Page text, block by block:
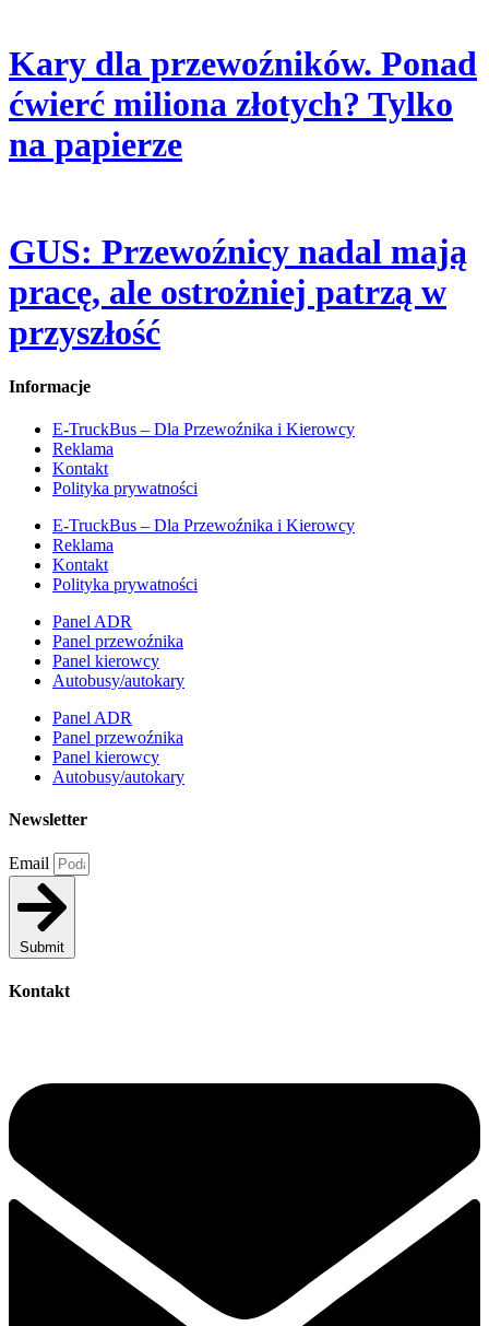
Kary dla przewoźników. Ponad
ćwierć miliona złotych? Tylko
na papierze
GUS: Przewoźnicy nadal mają
pracę, ale ostrożniej patrzą w
przyszłość
Informacje
E-TruckBus – Dla Przewoźnika i Kierowcy
Reklama
Kontakt
Polityka prywatności
E-TruckBus – Dla Przewoźnika i Kierowcy
Reklama
Kontakt
Polityka prywatności
Panel ADR
Panel przewoźnika
Panel kierowcy
Autobusy/autokary
Panel ADR
Panel przewoźnika
Panel kierowcy
Autobusy/autokary
Newsletter
Email
Submit
Kontakt